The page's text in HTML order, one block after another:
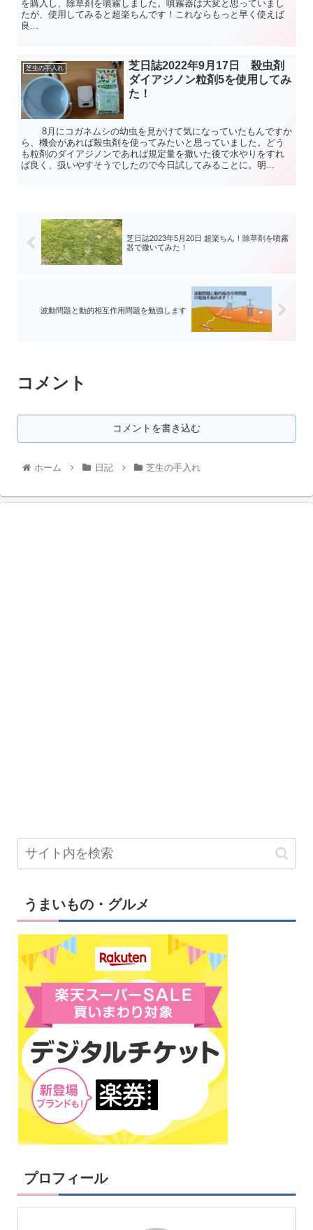
を購入し、除草剤を噴霧しました。噴霧器は大変と思っていまし
たが、使用してみると超楽ちんです！これならもっと早く使えば
良...
芝生の手入れ
芝日誌2022年9月17日 殺虫剤
ダイアジノン粒剤5を使用してみ
た！
8月にコガネムシの幼虫を見かけて気になっていたもんですか
ら、機会があれば殺虫剤を使ってみたいと思っていました。どう
も粒剤のダイアジノンであれば規定量を撒いた後で水やりをすれ
ば良く、扱いやすそうでしたので今日試してみることに。明...
芝日誌2023年5月20日 超楽ちん！除草剤を噴霧
器で撒いてみた！
波動問題と動的相互作用問題を勉強します
コメント
コメントを書き込む
ホーム 日記 芝生の手入れ
うまいもの・グルメ
プロフィール